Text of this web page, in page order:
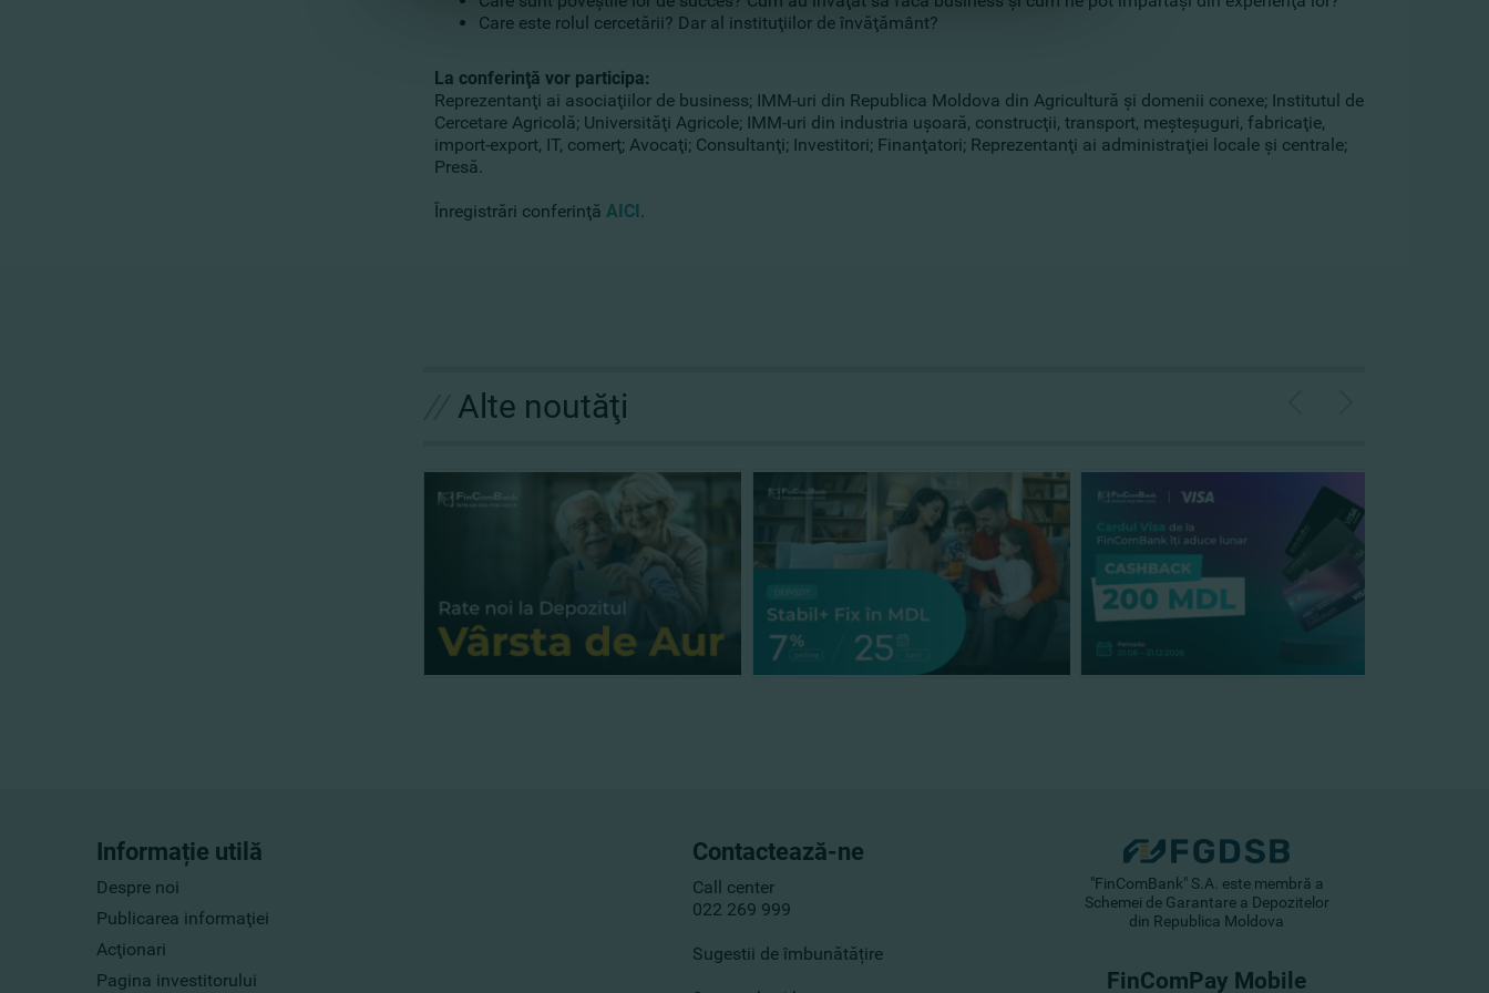
Care este rolul cercetării? Dar al instituţiilor de învăţământ?
La conferinţă vor participa:
Reprezentanţi ai asociaţiilor de business; IMM-uri din Republica Moldova din Agricultură şi domenii conexe; Institutul de
Cercetare Agricolă; Universităţi Agricole; IMM-uri din industria uşoară, construcţii, transport, meşteşuguri, fabricaţie,
import-export, IT, comerţ; Avocaţi; Consultanţi; Investitori; Finanţatori; Reprezentanţi ai administraţiei locale şi centrale;
Presă.
Înregistrări conferinţă AICI.
Alte noutăţi
Informație utilă
Despre noi
Publicarea informaţiei
Acţionari
Pagina investitorului
Contactează-ne
Call center
022 269 999
Sugestii de îmbunătățire
"FinComBank" S.A. este membră a
Schemei de Garantare a Depozitelor
din Republica Moldova
FinComPay Mobile